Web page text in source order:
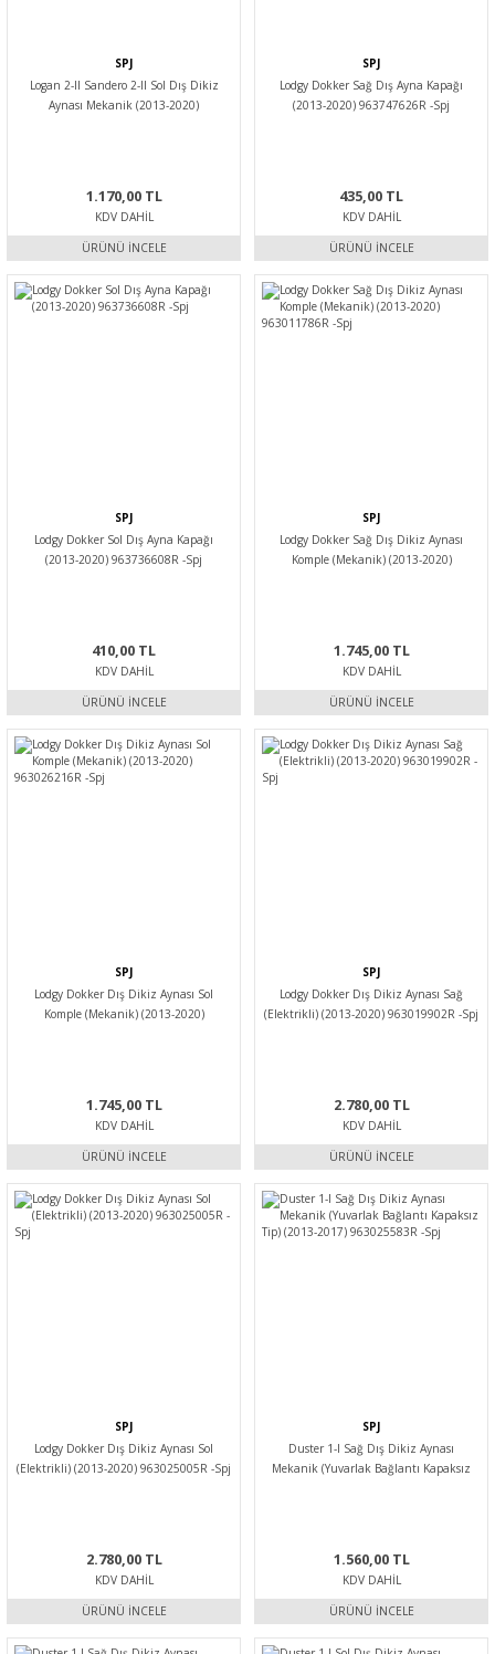
SPJ
Logan 2-II Sandero 2-II Sol Dış Dikiz
Aynası Mekanik (2013-2020)
1.170,00 TL
KDV DAHIL
ÜRÜNÜ İNCELE
SPJ
Lodgy Dokker Sağ Dış Ayna Kapağı
(2013-2020) 963747626R -Spj
435,00 TL
KDV DAHIL
ÜRÜNÜ İNCELE
SPJ
Lodgy Dokker Sol Dış Ayna Kapağı
(2013-2020) 963736608R -Spj
410,00 TL
KDV DAHIL
ÜRÜNÜ İNCELE
SPJ
Lodgy Dokker Sağ Dış Dikiz Aynası
Komple (Mekanik) (2013-2020)
1.745,00 TL
KDV DAHIL
ÜRÜNÜ İNCELE
SPJ
Lodgy Dokker Dış Dikiz Aynası Sol
Komple (Mekanik) (2013-2020)
1.745,00 TL
KDV DAHIL
ÜRÜNÜ İNCELE
SPJ
Lodgy Dokker Dış Dikiz Aynası Sağ
(Elektrikli) (2013-2020) 963019902R -Spj
2.780,00 TL
KDV DAHIL
ÜRÜNÜ İNCELE
SPJ
Lodgy Dokker Dış Dikiz Aynası Sol
(Elektrikli) (2013-2020) 963025005R -Spj
2.780,00 TL
KDV DAHIL
ÜRÜNÜ İNCELE
SPJ
Duster 1-I Sağ Dış Dikiz Aynası
Mekanik (Yuvarlak Bağlantı Kapaksız
1.560,00 TL
KDV DAHIL
ÜRÜNÜ İNCELE